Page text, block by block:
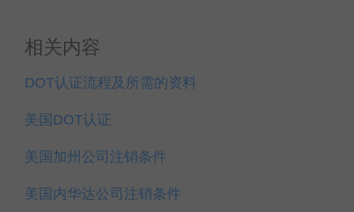
相关内容
DOT认证流程及所需的资料
美国DOT认证
美国加州公司注销条件
美国内华达公司注销条件